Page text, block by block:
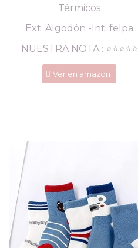
Térmicos
Ext. Algodón -Int. felpa
NUESTRA NOTA : ⭐️⭐️⭐️⭐️⭐️
Ver en amazon